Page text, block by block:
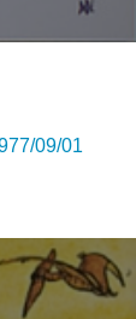
09/01